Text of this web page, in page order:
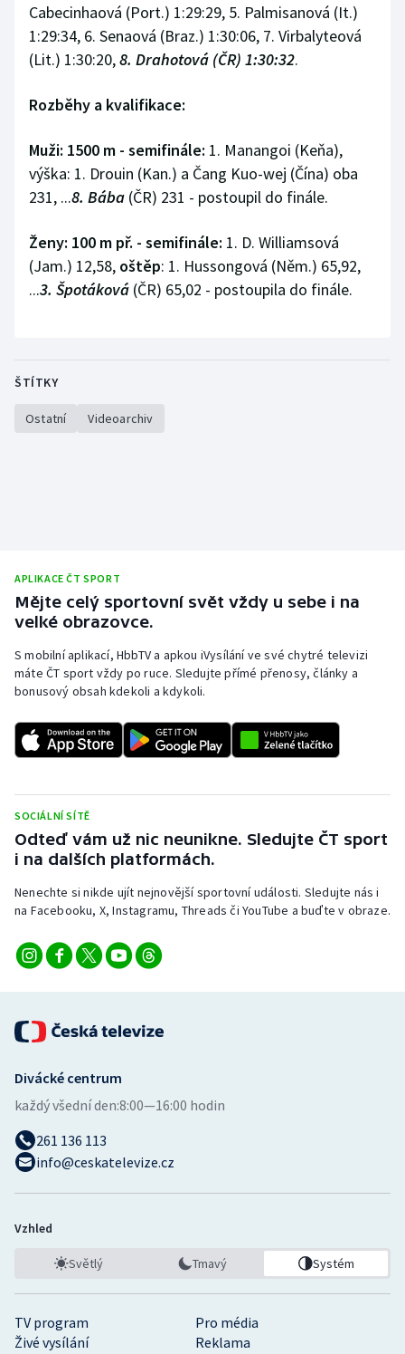
Cabecinhaová (Port.) 1:29:29, 5. Palmisanová (It.)
1:29:34, 6. Senaová (Braz.) 1:30:06, 7. Virbalyteová
(Lit.) 1:30:20,8. Drahotová (ČR) 1:30:32.
Rozběhy a kvalifikace:
Muži: 1500 m - semifinále: 1. Manangoi (Keňa),
výška: 1. Drouin (Kan.) a Čang Kuo-wej (Čína) oba
231, ...8. Bába (ČR) 231 - postoupil do finále.
Ženy: 100 m př. - semifinále: 1. D. Williamsová
(Jam.) 12,58, oštěp: 1. Hussongová (Něm.) 65,92,
...3. Špotáková (ČR) 65,02 - postoupila do finále.
ŠTÍTKY
Ostatní Videoarchiv
APLIKACE ČT SPORT
Mějte celý sportovní svět vždy u sebe i na
velké obrazovce.
S mobilní aplikací, HbbTV a apkou iVysílání ve své chytré televizi
máte ČT sport vždy po ruce. Sledujte přímé přenosy, články a
bonusový obsah kdekoli a kdykoli.
SOCIÁLNÍ SÍTĚ
Odteď vám už nic neunikne. Sledujte ČT sport
i na dalších platformách.
Nenechte si nikde ujít nejnovější sportovní události. Sledujte nás i
na Facebooku, X, Instagramu, Threads či YouTube a buďte v obraze.
TV program
Pro média
Živé vysílání
Reklama
Divácké centrum
každý všední den:8:00—16:00 hodin
261 136 113
info@ceskatelevize.cz
Vzhled
Světlý Tmavý Systém